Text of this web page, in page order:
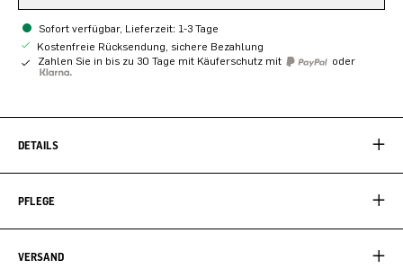
Sofort verfügbar, Lieferzeit: 1-3 Tage
Kostenfreie Rücksendung, sichere Bezahlung
Zahlen Sie in bis zu 30 Tage mit Käuferschutz mit
oder
DETAILS
PFLEGE
VERSAND